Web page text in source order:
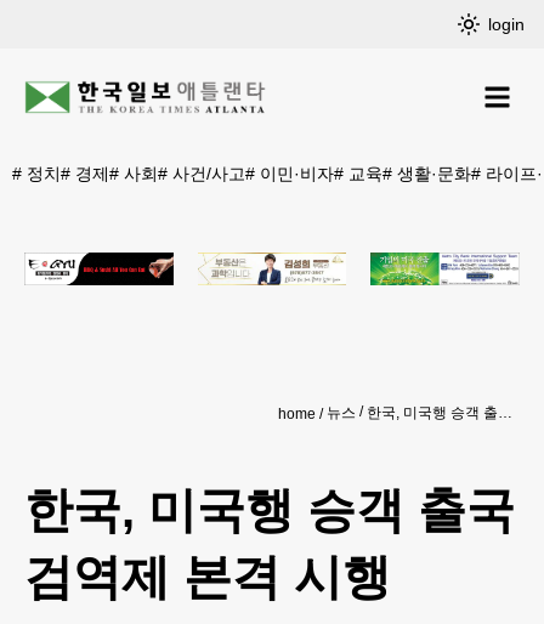
login
# 정치# 경제# 사회# 사건/사고# 이민·비자# 교육# 생활·문화# 라이프
home 뉴스 한국, 미국행 승객 출국검역제 본격 시행
한국, 미국행 승객 출국
검역제 본격 시행